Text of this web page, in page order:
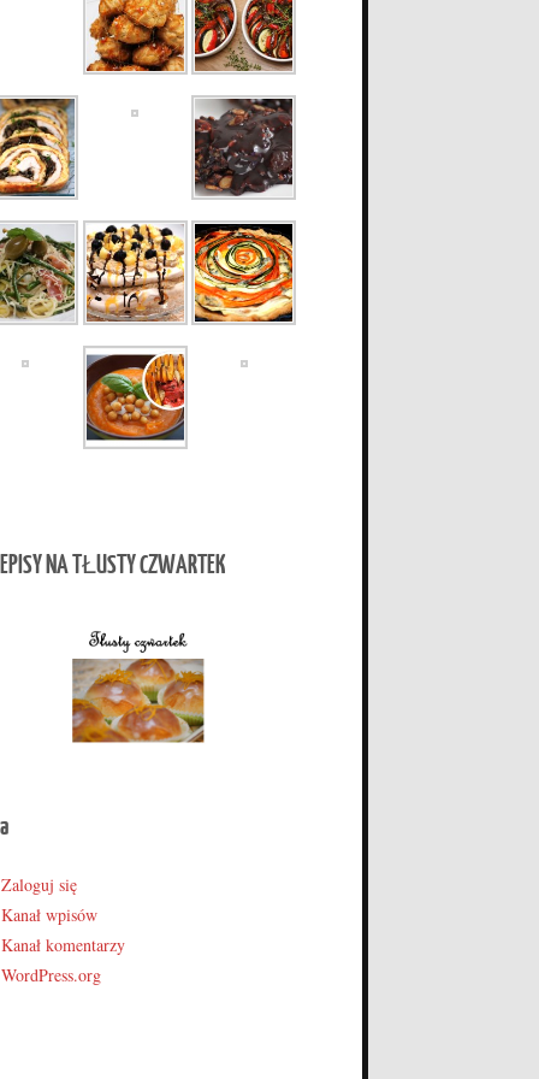
NA TŁUSTY CZWARTEK
Zaloguj się
Kanał wpisów
Kanał komentarzy
WordPress.org